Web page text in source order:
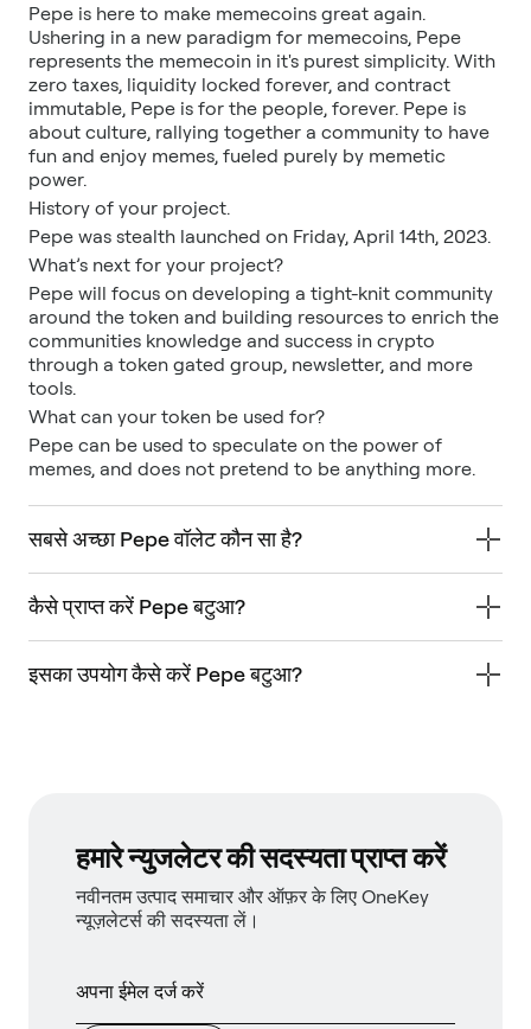
Pepe is here to make memecoins great again.
Ushering in a new paradigm for memecoins, Pepe
represents the memecoin in it's purest simplicity. With
zero taxes, liquidity locked forever, and contract
immutable, Pepe is for the people, forever. Pepe is
about culture, rallying together a community to have
fun and enjoy memes, fueled purely by memetic
power.
History of your project.
Pepe was stealth launched on Friday, April 14th, 2023.
What’s next for your project?
Pepe will focus on developing a tight-knit community
around the token and building resources to enrich the
communities knowledge and success in crypto
through a token gated group, newsletter, and more
tools.
What can your token be used for?
Pepe can be used to speculate on the power of
memes, and does not pretend to be anything more.
सबसे अच्छा Pepe वॉलेट कौन सा है?
कैसे प्राप्त करें Pepe बटुआ?
इसका उपयोग कैसे करें Pepe बटुआ?
हमारे न्युजलेटर की सदस्यता प्राप्त करें
नवीनतम उत्पाद समाचार और ऑफ़र के लिए OneKey
न्यूज़लेटर्स की सदस्यता लें।